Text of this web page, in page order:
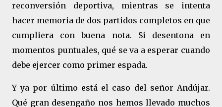
reconversión deportiva, mientras se intenta
hacer memoria de dos partidos completos en que
cumpliera con buena nota. Si desentona en
momentos puntuales, qué se va a esperar cuando
debe ejercer como primer espada.
Y ya por último está el caso del señor Andújar.
Qué gran desengaño nos hemos llevado muchos